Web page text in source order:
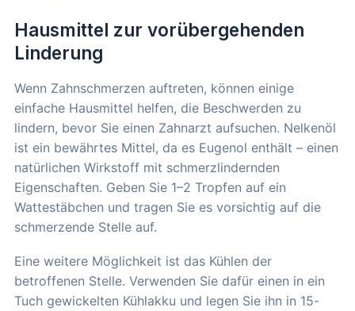
Hausmittel zur vorübergehenden
Linderung
Wenn Zahnschmerzen auftreten, können einige
einfache Hausmittel helfen, die Beschwerden zu
lindern, bevor Sie einen Zahnarzt aufsuchen. Nelkenöl
ist ein bewährtes Mittel, da es Eugenol enthält – einen
natürlichen Wirkstoff mit schmerzlindernden
Eigenschaften. Geben Sie 1–2 Tropfen auf ein
Wattestäbchen und tragen Sie es vorsichtig auf die
schmerzende Stelle auf.
Eine weitere Möglichkeit ist das Kühlen der
betroffenen Stelle. Verwenden Sie dafür einen in ein
Tuch gewickelten Kühlakku und legen Sie ihn in 15-